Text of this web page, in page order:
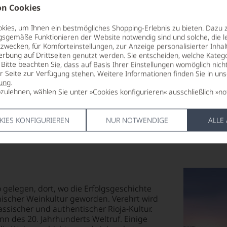
Cookies
um Ihnen ein bestmögliches Shopping-Erlebnis zu bieten. Dazu
Funktionieren der Website notwendig sind und solche, die
für Komforteinstellungen, zur Anzeige personalisierter
auf Drittseiten genutzt werden. Sie entscheiden, welche
beachten Sie, dass auf Basis Ihrer Einstellungen womöglich
Seite zur Verfügung stehen. Weitere Informationen finden Sie in
.
wählen Sie unter »Cookies konfigurieren« ausschließlich
KONFIGURIEREN NUR NOTWENDIGE ALLE
LAND
Spanien
FLASCHENGRÖSSE
0,75 L
davon
EIWEISS
0,3 g
SALZ
0,01 g
dort, wo die Erfolgsgeschichte
Weinkultur geworden. Verehrt wird
und authentischer Rioja-Kultur.
des 20. Jahrhunderts Weltruf. Einige